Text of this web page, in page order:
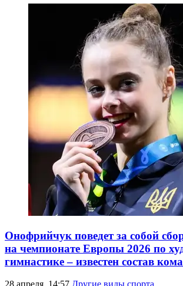
Онофрийчук поведет за собой
на чемпионате Европы 2026 по
гимнастике – известен состав